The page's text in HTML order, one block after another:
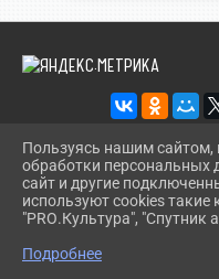
2026 Г. KORBIBL.RU
ВХОД
КАРТА САЙТА
Пользуясь нашим сайтом,
обработки персональных
сайт и другие
используют cookies такие
"PRO.Культура", "Спутник
Подробнее